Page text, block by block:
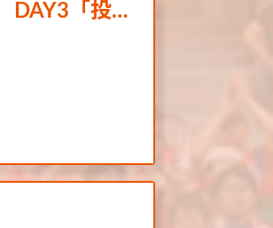
DAY3「投…